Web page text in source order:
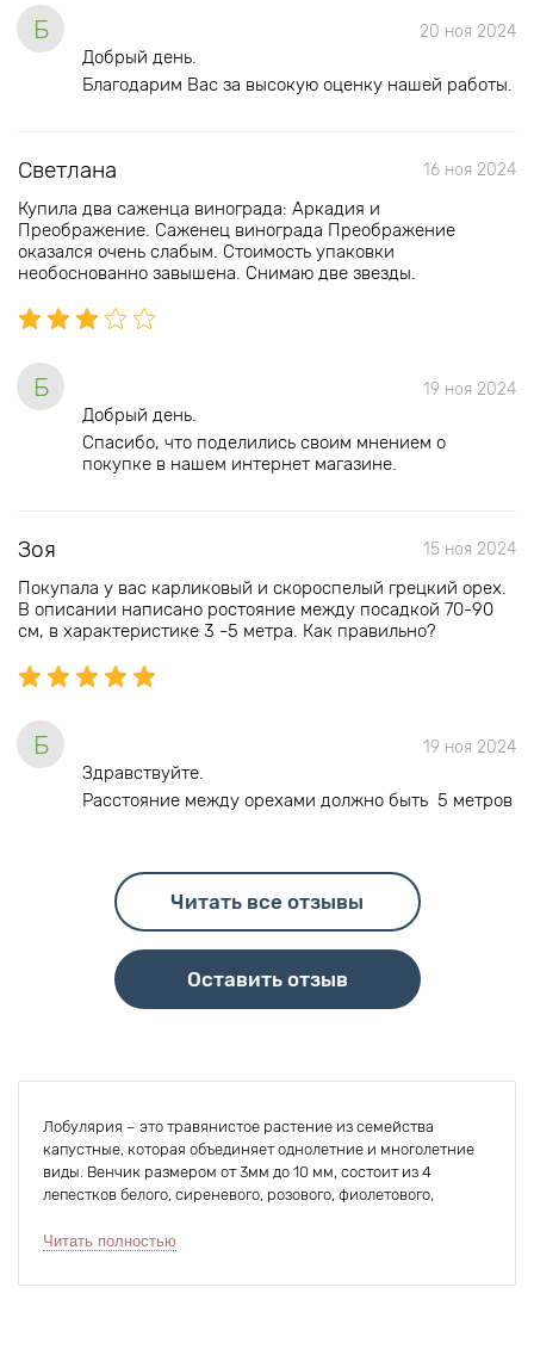
Б 20 ноя 2024
Добрый день.
Благодарим Вас за высокую оценку нашей работы.
Светлана 16 ноя 2024
Купила два саженца винограда: Аркадия и
Преображение. Саженец винограда Преображение
оказался очень слабым. Стоимость упаковки
необоснованно завышена. Снимаю две звезды.
Б 19 ноя 2024
Добрый день.
Спасибо, что поделились своим мнением о
покупке в нашем интернет магазине.
Зоя 15 ноя 2024
Покупала у вас карликовый и скороспелый грецкий орех.
В описании написано ростояние между посадкой 70-90
см, в характеристике 3 -5 метра. Как правильно?
Б 19 ноя 2024
Здравствуйте.
Расстояние между орехами должно быть 5 метров
Читать все отзывы
Оставить отзыв
Лобулярия – это травянистое растение из семейства
капустные, которая объединяет однолетние и многолетние
виды. Венчик размером от 3мм до 10 мм, состоит из 4
лепестков белого, сиреневого, розового, фиолетового,
уже в мае и длится до глубокой осени. Куст густой,
культуры – невероятный медовый аромат, который
Читать полностью